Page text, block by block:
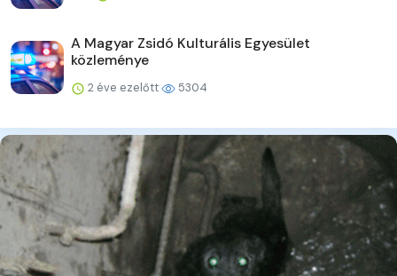
A Magyar Zsidó Kulturális Egyesület
közleménye
2 éve ezelőtt 5304